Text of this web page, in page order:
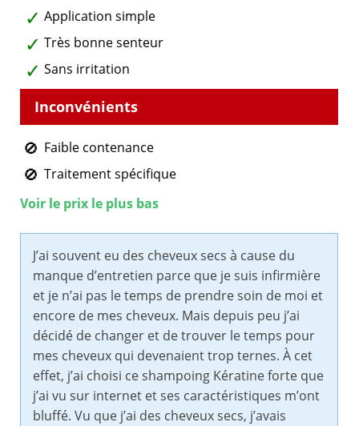
Application simple
Très bonne senteur
Sans irritation
Faible contenance
Traitement spécifique
Voir le prix le plus bas
J’ai souvent eu des cheveux secs à cause du
manque d’entretien parce que je suis infirmière
et je n’ai pas le temps de prendre soin de moi et
encore de mes cheveux. Mais depuis peu j’ai
décidé de changer et de trouver le temps pour
mes cheveux qui devenaient trop ternes. À cet
effet, j’ai choisi ce shampoing Kératine forte que
j’ai vu sur internet et ses caractéristiques m’ont
bluffé. Vu que j’ai des cheveux secs, j’avais